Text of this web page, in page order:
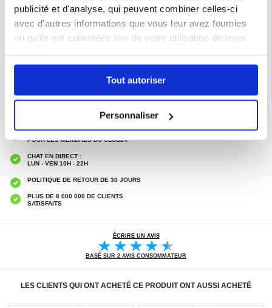
publicité et d'analyse, qui peuvent combiner celles-ci
avec d'autres informations que vous leur avez fournies
ou qu'ils ont collectées lors de votre utilisation de leurs
Tout autoriser
Personnaliser
Lire tous les avis |Écrire un avis
Catégories associées: Accessoires téléphone,Accessoires Pour Voiture,
7 % DE RÉDUCTION
POUR LES MEMBRES DU CLUB24
CHAT EN DIRECT :
LUN - VEN 10H - 22H
POLITIQUE DE RETOUR DE 30 JOURS
PLUS DE 8 000 000 DE CLIENTS
SATISFAITS
ÉCRIRE UN AVIS
BASÉ SUR 2 AVIS CONSOMMATEUR
LES CLIENTS QUI ONT ACHETÉ CE PRODUIT ONT AUSSI ACHETÉ